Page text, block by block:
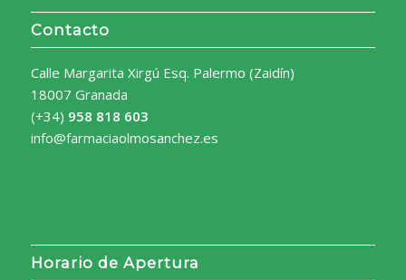
Contacto
Calle Margarita Xirgú Esq. Palermo (Zaidín)
18007 Granada
(+34) 958 818 603
info@farmaciaolmosanchez.es
Horario de Apertura